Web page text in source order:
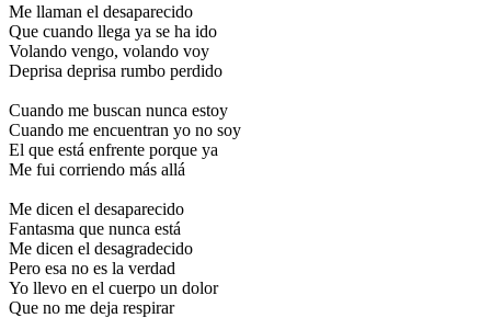
Me llaman el desaparecido
Que cuando llega ya se ha ido
Volando vengo, volando voy
Deprisa deprisa rumbo perdido
Cuando me buscan nunca estoy
Cuando me encuentran yo no soy
El que está enfrente porque ya
Me fui corriendo más allá
Me dicen el desaparecido
Fantasma que nunca está
Me dicen el desagradecido
Pero esa no es la verdad
Yo llevo en el cuerpo un dolor
Que no me deja respirar